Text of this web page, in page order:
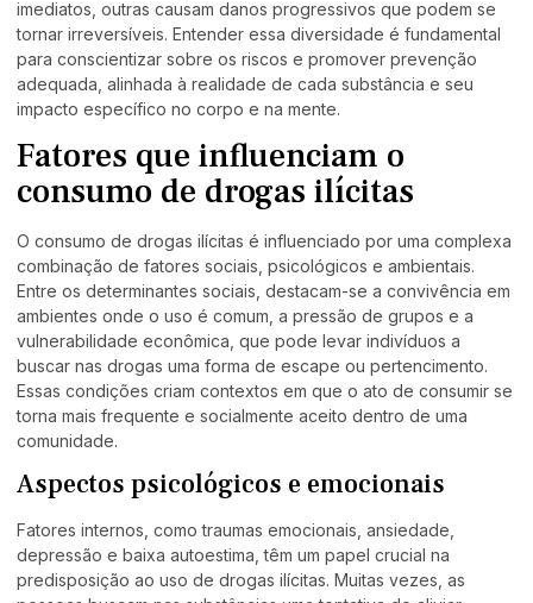
imediatos, outras causam danos progressivos que podem se
tornar irreversíveis. Entender essa diversidade é fundamental
para conscientizar sobre os riscos e promover prevenção
adequada, alinhada à realidade de cada substância e seu
impacto específico no corpo e na mente.
Fatores que influenciam o
consumo de drogas ilícitas
O consumo de drogas ilícitas é influenciado por uma complexa
combinação de fatores sociais, psicológicos e ambientais.
Entre os determinantes sociais, destacam-se a convivência em
ambientes onde o uso é comum, a pressão de grupos e a
vulnerabilidade econômica, que pode levar indivíduos a
buscar nas drogas uma forma de escape ou pertencimento.
Essas condições criam contextos em que o ato de consumir se
torna mais frequente e socialmente aceito dentro de uma
comunidade.
Aspectos psicológicos e emocionais
Fatores internos, como traumas emocionais, ansiedade,
depressão e baixa autoestima, têm um papel crucial na
predisposição ao uso de drogas ilícitas. Muitas vezes, as